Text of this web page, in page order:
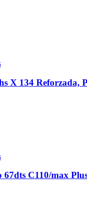
X 134 Reforzada,
C110/max